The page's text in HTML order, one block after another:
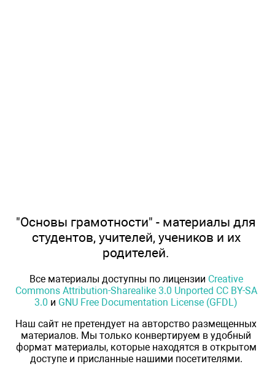
"Основы грамотности" - материалы для
студентов, учителей, учеников и их
родителей.
Все материалы доступны по лицензии Creative
Commons Attribution-Sharealike 3.0 Unported CC BY-SA
3.0 и GNU Free Documentation License (GFDL)
Наш сайт не претендует на авторство размещенных
материалов. Мы только конвертируем в удобный
формат материалы, которые находятся в открытом
доступе и присланные нашими посетителями.